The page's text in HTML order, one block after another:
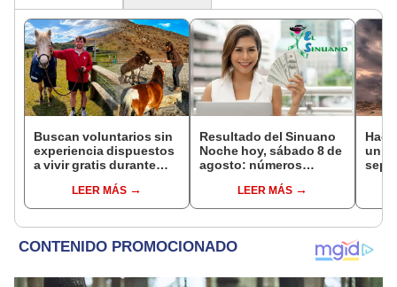
Buscan voluntarios sin
experiencia dispuestos
a vivir gratis durante
cuidar caballos, burros
y otros animales
LEER MÁS
Resultado del Sinuano
Noche hoy, sábado 8 de
agosto: números
de Colombia
LEER MÁS
un